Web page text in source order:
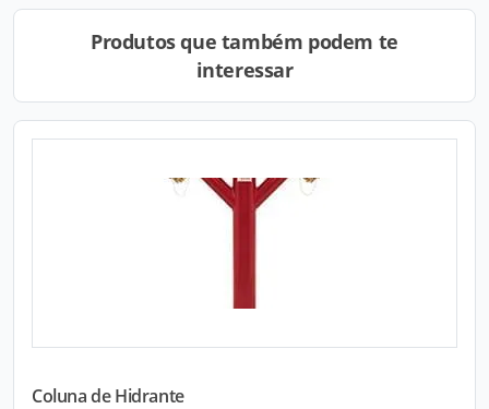
Produtos que também podem te
interessar
Coluna de Hidrante